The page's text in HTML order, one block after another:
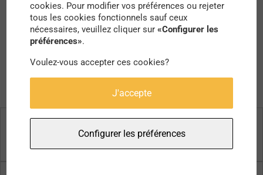
cookies. Pour modifier vos préférences ou rejeter
tous les cookies fonctionnels sauf ceux
nécessaires, veuillez cliquer sur«Configurer les
préférences».
Voulez-vous accepter ces cookies?
J'accepte
Configurer les préférences